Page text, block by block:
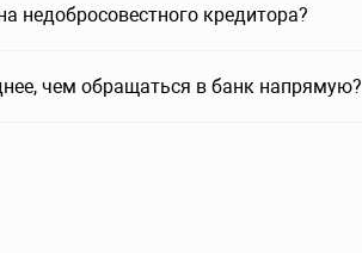
недобросовестного кредитора?
чем обращаться в банк напрямую?